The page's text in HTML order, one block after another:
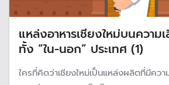
แหล่งอาหารเชียงใหม่บนควา
ทั้ง “ใน-นอก” ประเทศ (1)
ใครที่คิดว่าเชียงใหม่เป็นแหล่งผลิตที่มีค